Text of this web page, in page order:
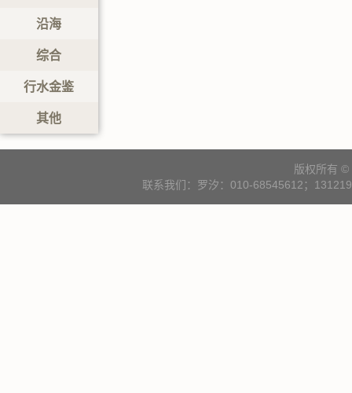
沿海
综合
行水金鉴
其他
版权所有
联系我们：罗汐：010-68545612；